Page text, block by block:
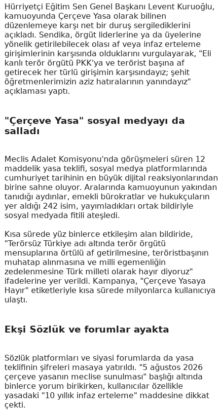
Hürriyetçi Eğitim Sen Genel Başkanı Levent Kuruoğlu,
kamuoyunda Çerçeve Yasa olarak bilinen
düzenlemeye karşı net bir duruş sergilediklerini
açıkladı. Sendika, örgüt liderlerine ya da üyelerine
yönelik getirilebilecek olası af veya infaz erteleme
girişimlerinin karşısında olduklarını vurgulayarak, "Eli
kanlı terör örgütü PKK'ya ve terörist başına af
getirecek her türlü girişimin karşısındayız; şehit
öğretmenlerimizin aziz hatıralarının yanındayız"
açıklaması yaptı.
"Çerçeve Yasa" sosyal medyayı da
salladı
Meclis Adalet Komisyonu'nda görüşmeleri süren 12
maddelik yasa teklifi, sosyal medya platformlarında
cumhuriyet tarihinin en büyük dijital reaksiyonlarından
birine sahne oluyor. Aralarında kamuoyunun yakından
tanıdığı aydınlar, emekli bürokratlar ve hukukçuların
yer aldığı 242 isim, yayımladıkları ortak bildiriyle
sosyal medyada fitili ateşledi.
Kısa sürede yüz binlerce etkileşim alan bildiride,
"Terörsüz Türkiye adı altında terör örgütü
mensuplarına örtülü af getirilmesine, teröristbaşının
muhatap alınmasına ve milli egemenliğin
zedelenmesine Türk milleti olarak hayır diyoruz"
ifadelerine yer verildi. Kampanya, "Çerçeve Yasaya
Hayır" etiketleriyle kısa sürede milyonlarca kullanıcıya
ulaştı.
Ekşi Sözlük ve forumlar ayakta
Sözlük platformları ve siyasi forumlarda da yasa
teklifinin şifreleri masaya yatırıldı. "5 ağustos 2026
çerçeve yasanın meclise sunulması" başlığı altında
binlerce yorum birikirken, kullanıcılar özellikle
yasadaki "10 yıllık infaz erteleme" maddesine dikkat
çekti.